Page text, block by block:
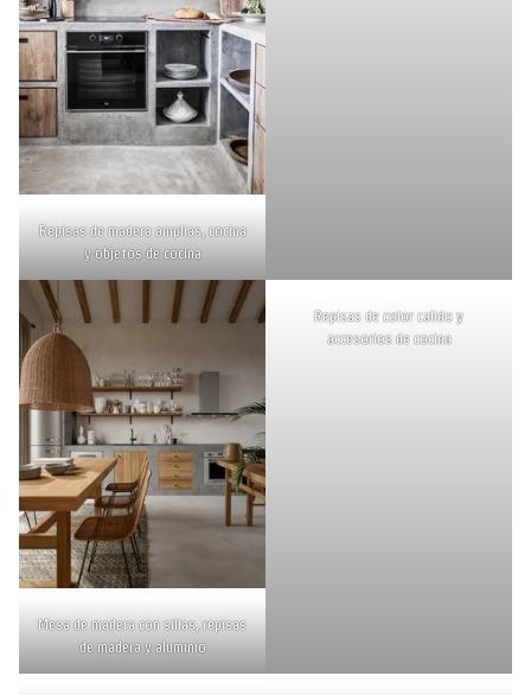
Repisas de madera amplias, cocina
y objetos de cocina
Mesa de madera con sillas, repisas
de madera y aluminio
Repisas de color calido y
accesorios de cocina